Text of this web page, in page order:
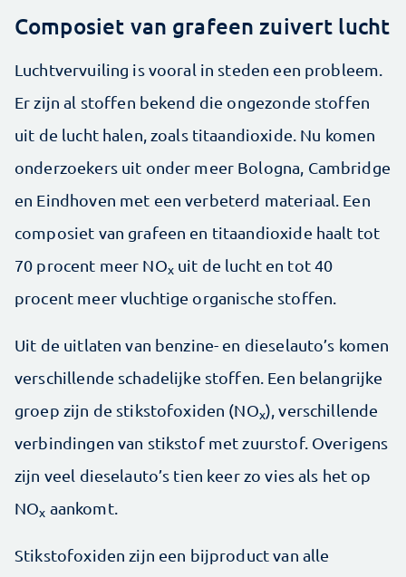
Composiet van grafeen zuivert lucht
Luchtvervuiling is vooral in steden een probleem.
Er zijn al stoffen bekend die ongezonde stoffen
uit de lucht halen, zoals titaandioxide. Nu komen
onderzoekers uit onder meer Bologna, Cambridge
en Eindhoven met een verbeterd materiaal. Een
composiet van grafeen en titaandioxide haalt tot
70 procent meer NOxuit de lucht en tot 40
procent meer vluchtige organische stoffen.
Uit de uitlaten van benzine- en dieselauto’s komen
verschillende schadelijke stoffen. Een belangrijke
groep zijn de stikstofoxiden (NOx), verschillende
verbindingen van stikstof met zuurstof. Overigens
zijn veel dieselauto’s tien keer zo vies als het op
NOx aankomt.
Stikstofoxiden zijn een bijproduct van alle